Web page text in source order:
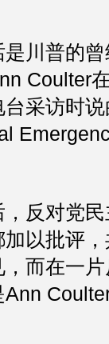
川普的
Coulter
采访时
反对党
以批评
而在一